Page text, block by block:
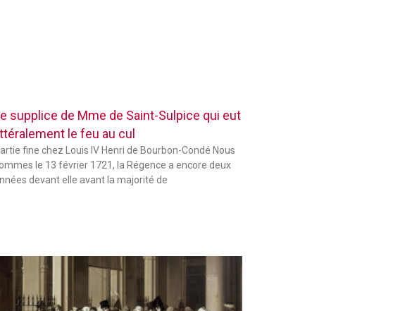
supplice de Mme de Saint-Sulpice qui eut
le feu au cul
fine chez Louis IV Henri de Bourbon-Condé Nous
le 13 février 1721, la Régence a encore deux
devant elle avant la majorité de